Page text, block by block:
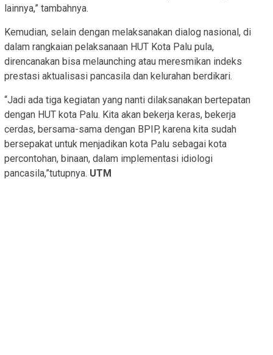
lainnya,” tambahnya.
Kemudian, selain dengan melaksanakan dialog nasional, di
dalam rangkaian pelaksanaan HUT Kota Palu pula,
direncanakan bisa melaunching atau meresmikan indeks
prestasi aktualisasi pancasila dan kelurahan berdikari.
“Jadi ada tiga kegiatan yang nanti dilaksanakan bertepatan
dengan HUT kota Palu. Kita akan bekerja keras, bekerja
cerdas, bersama-sama dengan BPIP, karena kita sudah
bersepakat untuk menjadikan kota Palu sebagai kota
percontohan, binaan, dalam implementasi idiologi
pancasila,”tutupnya. UTM